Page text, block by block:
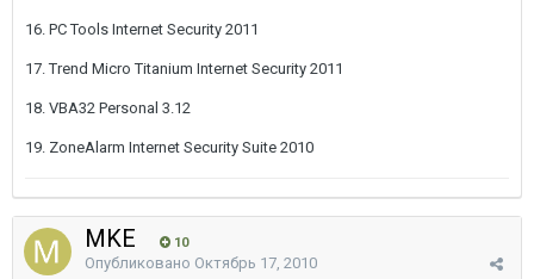
16. PC Tools Internet Security 2011
17. Trend Micro Titanium Internet Security 2011
18. VBA32 Personal 3.12
19. ZoneAlarm Internet Security Suite 2010
MKE 10
Опубликовано Октябрь 17, 2010